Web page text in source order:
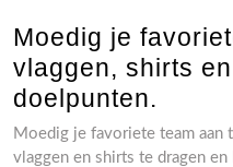
Moedig je
vlaggen, shirts
doelpunten.
Moedig je favoriete team
vlaggen en shirts te dragen